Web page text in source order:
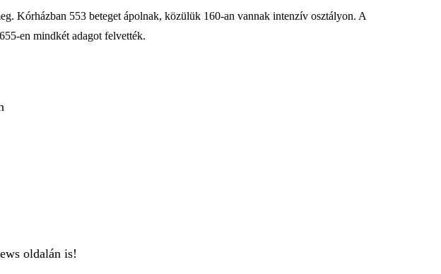
Kórházban 553 beteget ápolnak, közülük 160-an vannak intenzív osztályon. A
en mindkét adagot felvették.
oldalán is!